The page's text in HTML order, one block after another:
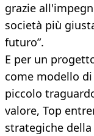
grazie
società più
futuro”.
E per un
come modello
piccolo
valore, Top
strategiche